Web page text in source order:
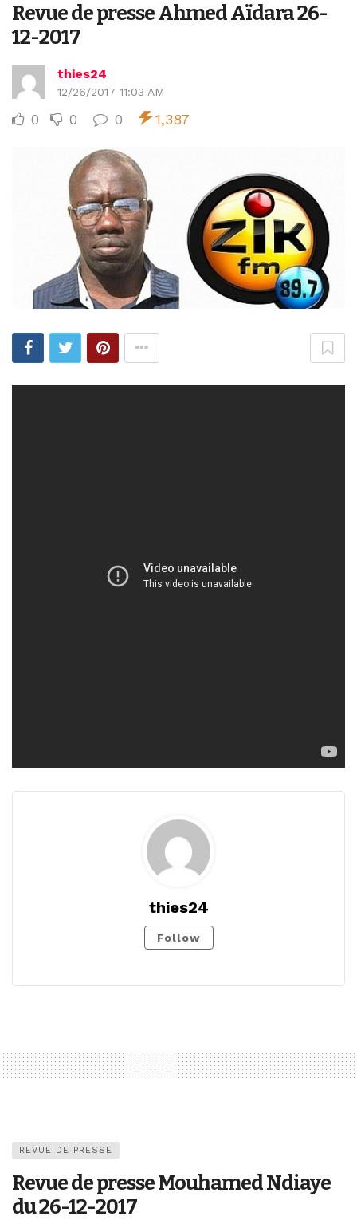
Revue de presse Ahmed Aïdara 26-
12-2017
thies24
12/26/2017 11:03 AM
0 0 0 1,387
thies24
Follow
REVUE DE PRESSE
Revue de presse Mouhamed Ndiaye
du 26-12-2017